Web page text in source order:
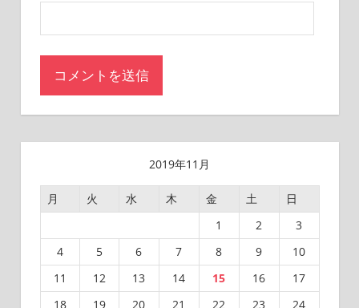
2019年11月
月 火 水 木 金 土
日
1
2
3
4
5 6 7 8 9
10
11
12 13 14 15 16
17
18
19 20 21 22 23 24